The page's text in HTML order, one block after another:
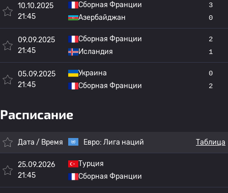
10.10.2025
21:45
Сборная Франции
Азербайджан
3
0
09.09.2025
21:45
Сборная Франции
Исландия
2
1
05.09.2025
21:45
Украина
Сборная Франции
0
2
Расписание
Дата / Время Евро: Лига наций Таблица
25.09.2026
21:45
Турция
Сборная Франции